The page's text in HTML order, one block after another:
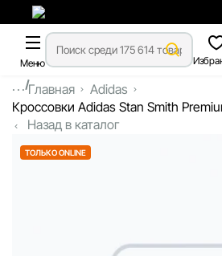
Меню
...Главная
Adidas
Кроссовки Adidas Stan Smith
Назад в каталог
ТОЛЬКО ONLINE